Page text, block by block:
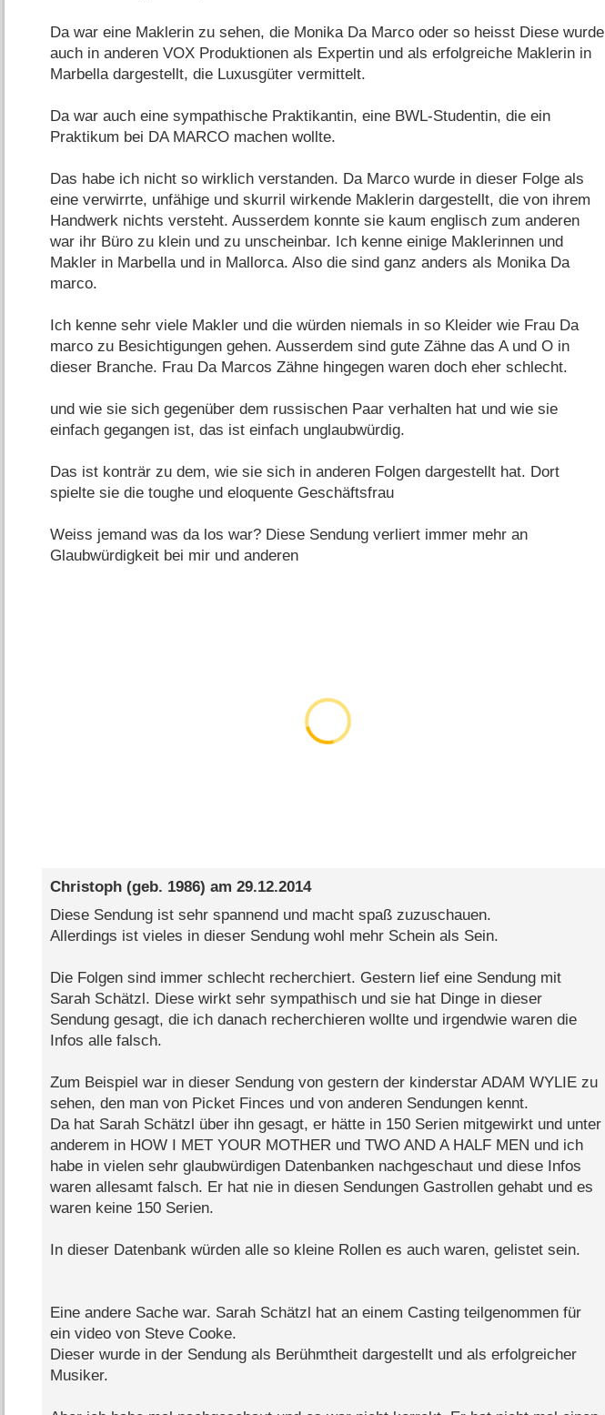
Da war eine Maklerin zu sehen, die Monika Da Marco oder so heisst Diese wurde
auch in anderen VOX Produktionen als Expertin und als erfolgreiche Maklerin in
Marbella dargestellt, die Luxusgüter vermittelt.
Da war auch eine sympathische Praktikantin, eine BWL-Studentin, die ein
Praktikum bei DA MARCO machen wollte.
Das habe ich nicht so wirklich verstanden. Da Marco wurde in dieser Folge als
eine verwirrte, unfähige und skurril wirkende Maklerin dargestellt, die von ihrem
Handwerk nichts versteht. Ausserdem konnte sie kaum englisch zum anderen
war ihr Büro zu klein und zu unscheinbar. Ich kenne einige Maklerinnen und
Makler in Marbella und in Mallorca. Also die sind ganz anders als Monika Da
marco.
Ich kenne sehr viele Makler und die würden niemals in so Kleider wie Frau Da
marco zu Besichtigungen gehen. Ausserdem sind gute Zähne das A und O in
dieser Branche. Frau Da Marcos Zähne hingegen waren doch eher schlecht.
und wie sie sich gegenüber dem russischen Paar verhalten hat und wie sie
einfach gegangen ist, das ist einfach unglaubwürdig.
Das ist konträr zu dem, wie sie sich in anderen Folgen dargestellt hat. Dort
spielte sie die toughe und eloquente Geschäftsfrau
Weiss jemand was da los war? Diese Sendung verliert immer mehr an
Glaubwürdigkeit bei mir und anderen
Christoph(geb. 1986) am 29.12.2014
Diese Sendung ist sehr spannend und macht spaß zuzuschauen.
Allerdings ist vieles in dieser Sendung wohl mehr Schein als Sein.
Die Folgen sind immer schlecht recherchiert. Gestern lief eine Sendung mit
Sarah Schätzl. Diese wirkt sehr sympathisch und sie hat Dinge in dieser
Sendung gesagt, die ich danach recherchieren wollte und irgendwie waren die
Infos alle falsch.
Zum Beispiel war in dieser Sendung von gestern der kinderstar ADAM WYLIE zu
sehen, den man von Picket Finces und von anderen Sendungen kennt.
Da hat Sarah Schätzl über ihn gesagt, er hätte in 150 Serien mitgewirkt und unter
anderem in HOW I MET YOUR MOTHER und TWO AND A HALF MEN und ich
habe in vielen sehr glaubwürdigen Datenbanken nachgeschaut und diese Infos
waren allesamt falsch. Er hat nie in diesen Sendungen Gastrollen gehabt und es
waren keine 150 Serien.
In dieser Datenbank würden alle so kleine Rollen es auch waren, gelistet sein.
Eine andere Sache war. Sarah Schätzl hat an einem Casting teilgenommen für
ein video von Steve Cooke.
Dieser wurde in der Sendung als Berühmtheit dargestellt und als erfolgreicher
Musiker.